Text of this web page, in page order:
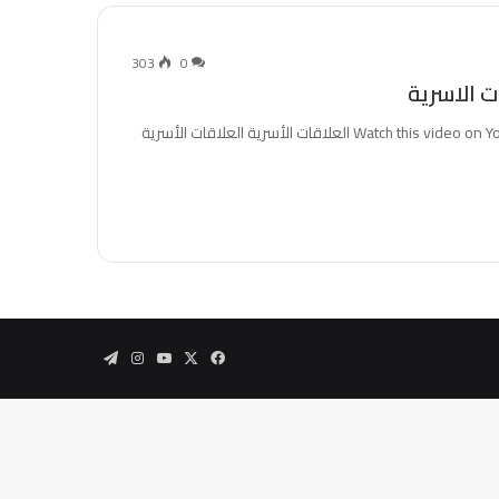
0
303
بيني وبينكم 2005 - الحلقة الثلاثون - العلاقات الأسريةWatch this video on YouTube العلاقات الأسرية العلاقات الأسرية
فيسبوك ‫YouTubeانستقرام